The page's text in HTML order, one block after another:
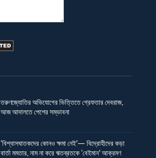
তরুণজ্যোতির অভিযোগের ভিত্তিতে গ্রেফতার দেবরাজ,
আজ আদালতে পেশের সম্ভাবনা
‘বিশ্বাসঘাতকদের কোনও ক্ষমা নেই’— বিদ্রোহীদের কড়া
বার্তা মমতার, নাম না করে ঋতব্রতকে ‘বেইমান’ আক্রমণ